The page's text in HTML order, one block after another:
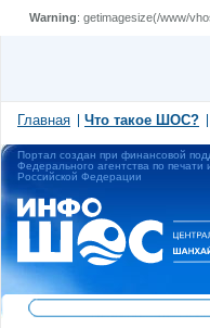
Warning: getimagesize(/www/
Главная Что такое ШОС?
Портал создан при финансовой
Федерального агентства по
Российской Федерации